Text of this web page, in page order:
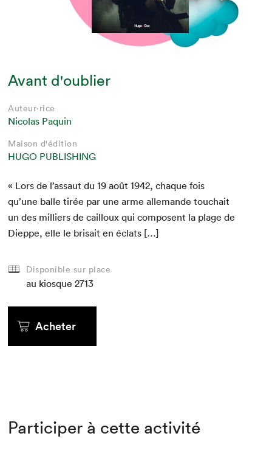
Avant d'oublier
Auteur·rice
Nicolas Paquin
Maison d'édition
HUGO PUBLISHING
« Lors de l’assaut du19 août1942, chaque fois
qu’une balle tirée par une arme alle­mande touchait
un des mil­liers de cail­loux qui com­posent la plage de
Dieppe, elle le bri­sait en éclats […]
Disponible sur place
au kiosque 2713
Acheter
Participer à cette activité